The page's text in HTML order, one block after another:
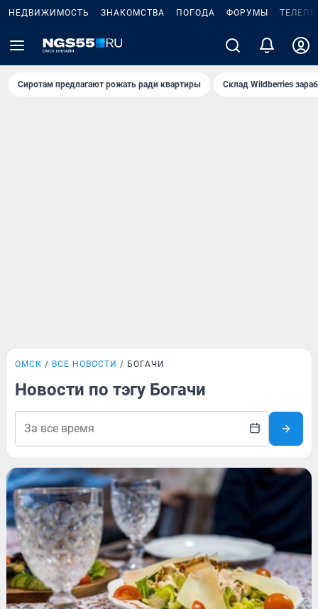
НЕДВИЖИМОСТЬ ЗНАКОМСТВА ПОГОДА ФОРУМЫ
Сиротам предлагают рожать ради квартиры Склад Wildberries
ОМСК ВСЕ НОВОСТИ БОГАЧИ
Новости по тэгу Богачи